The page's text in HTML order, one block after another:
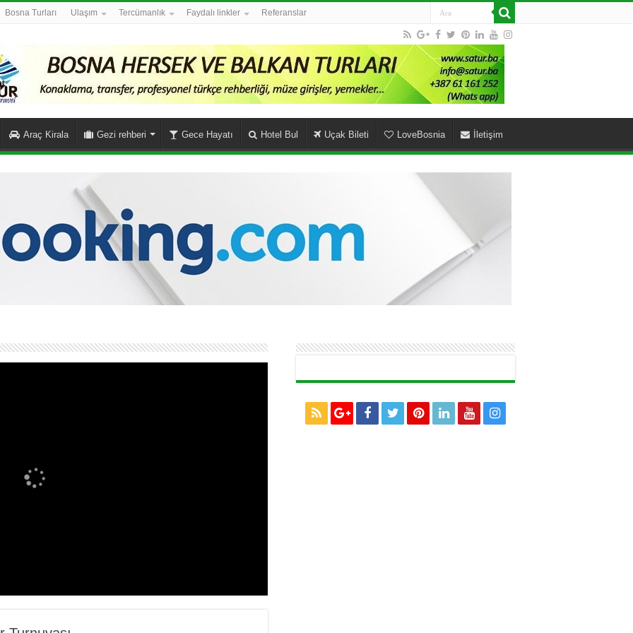
Bosna Turları Ulaşım Tercümanlık Faydalı linkler Referanslar
Araç Kirala Gezi rehberi Gece Hayatı Hotel Bul Uçak Bileti LoveBosnia İletişim